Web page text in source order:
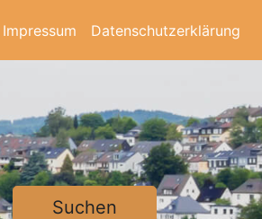
Impressum Datenschutzerklärung
Suchen